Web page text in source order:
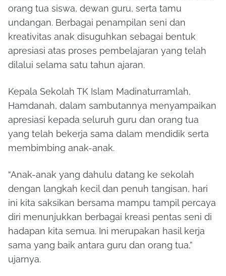
orang tua siswa, dewan guru, serta tamu
undangan. Berbagai penampilan seni dan
kreativitas anak disuguhkan sebagai bentuk
apresiasi atas proses pembelajaran yang telah
dilalui selama satu tahun ajaran.
Kepala Sekolah TK Islam Madinaturramlah,
Hamdanah, dalam sambutannya menyampaikan
apresiasi kepada seluruh guru dan orang tua
yang telah bekerja sama dalam mendidik serta
membimbing anak-anak.
“Anak-anak yang dahulu datang ke sekolah
dengan langkah kecil dan penuh tangisan, hari
ini kita saksikan bersama mampu tampil percaya
diri menunjukkan berbagai kreasi pentas seni di
hadapan kita semua. Ini merupakan hasil kerja
sama yang baik antara guru dan orang tua,”
ujarnya.